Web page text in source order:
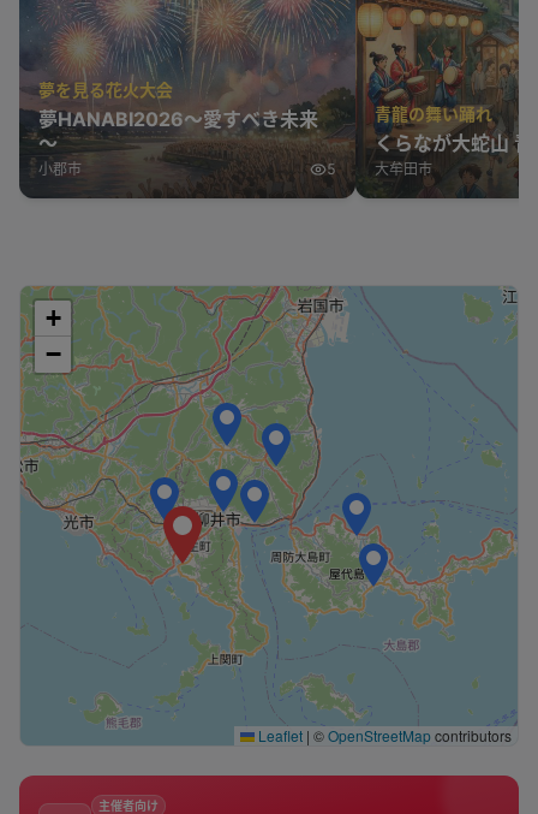
夢を見る花火大会
夢HANABI2026～愛すべき未来
～
小郡市 5
青龍の舞い踊れ
くらなが大蛇山 青
大牟田市
+
−
Leaflet | ©OpenStreetMapcontributors
主催者向け